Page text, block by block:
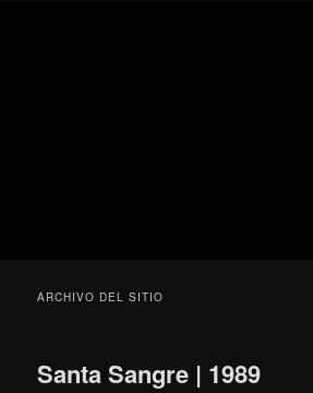
ARCHIVO DEL SITIO
Santa Sangre | 1989